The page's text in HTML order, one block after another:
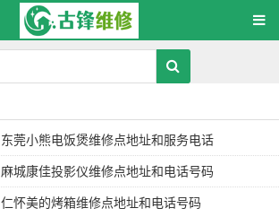
东莞小熊电饭煲维修点地址和服务电话
麻城康佳投影仪维修点地址和电话号码
仁怀美的烤箱维修点地址和电话号码